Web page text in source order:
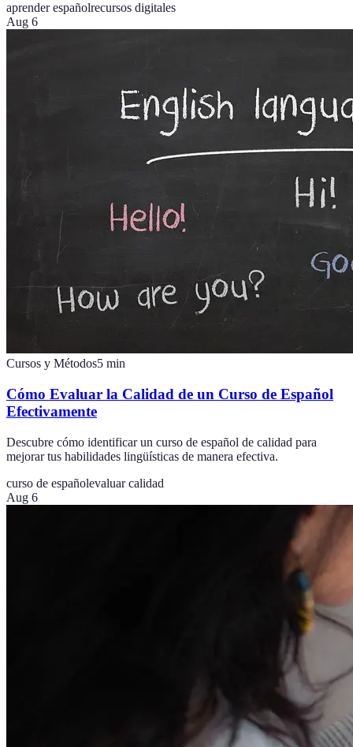
aprender españolrecursos digitales
Aug 6
Cursos y Métodos5 min
Cómo Evaluar la Calidad de un Curso de Español
Efectivamente
Descubre cómo identificar un curso de español de calidad para
mejorar tus habilidades lingüísticas de manera efectiva.
curso de españolevaluar calidad
Aug 6